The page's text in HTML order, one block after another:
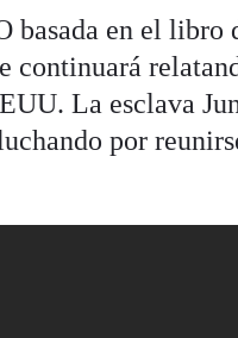
basada en el
continuará
La esclava
por